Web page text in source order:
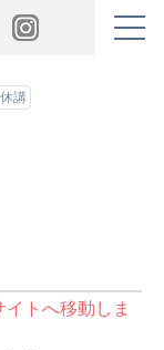
Instagram
講
トへ移動しま